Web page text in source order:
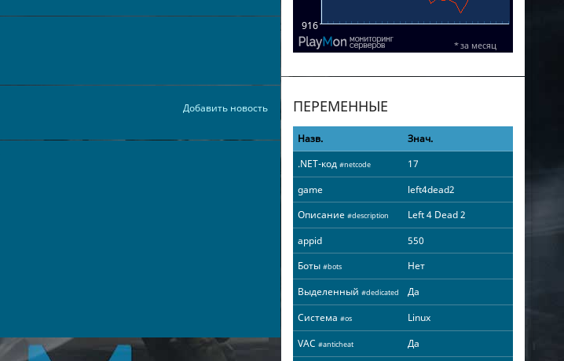
Добавить новость ПЕРЕМЕННЫЕ
Назв.
Знач.
.NET-код #netcode
17
game
left4dead2
Описание #description
Left 4 Dead 2
appid
550
Боты #bots
Нет
Выделенный #dedicated
Да
Система #os
Linux
VAC #anticheat
Да